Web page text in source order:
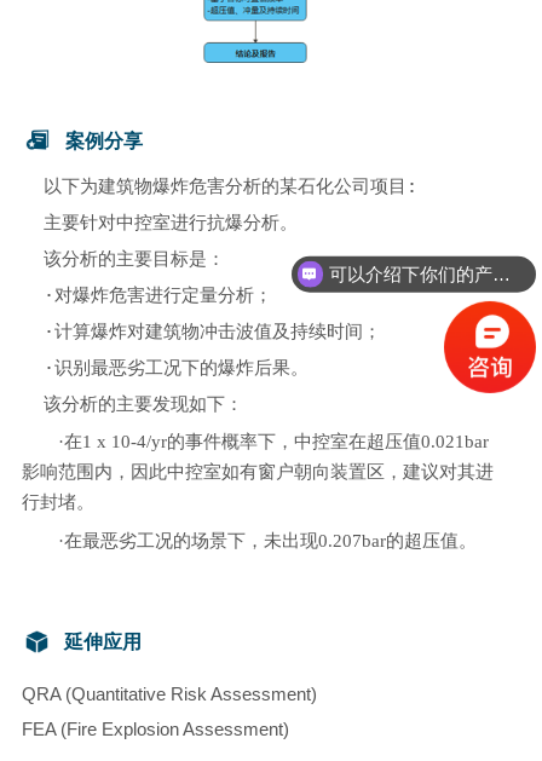
案例分享
以下为建筑物爆炸危害分析的某石化公司项目:
主要针对中控室进行抗爆分析。
该分析的主要目标是：
·对爆炸危害进行定量分析；
·计算爆炸对建筑物冲击波值及持续时间；
·识别最恶劣工况下的爆炸后果。
该分析的主要发现如下：
·在1 x 10-4/yr的事件概率下，中控室在超压值0.021bar
影响范围内，因此中控室如有窗户朝向装置区，建议对其进
行封堵。
·在最恶劣工况的场景下，未出现0.207bar的超压值。
延伸应用
QRA (Quantitative Risk Assessment)
FEA (Fire Explosion Assessment)
可以介绍下你们的产品么？